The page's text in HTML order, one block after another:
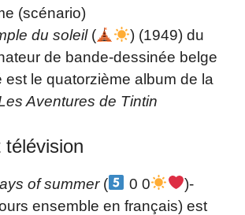
(scénario)
du soleil(
) (1949) du
de bande-dessinée belge
est le quatorzième album de la
Aventures de Tintin
télévision
of summer( 0 0 )-
ensemble en français) est